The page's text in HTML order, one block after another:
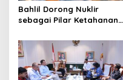
Bahlil Dorong Nuklir
sebagai Pilar Ketahanan